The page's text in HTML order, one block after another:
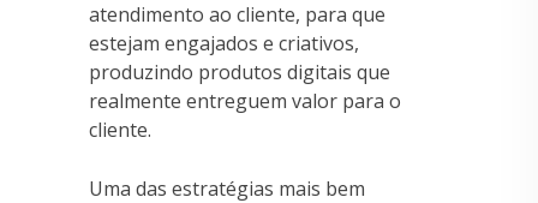
atendimento ao cliente, para que
estejam engajados e criativos,
produzindo produtos digitais que
realmente entreguem valor para o
cliente.
Uma das estratégias mais bem